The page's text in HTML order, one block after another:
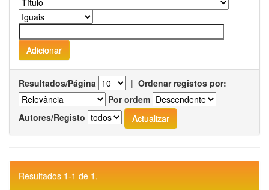
Resultados/Página | Ordenar registos por:
Por ordem
Autores/Registo
Resultados 1-1 de 1.